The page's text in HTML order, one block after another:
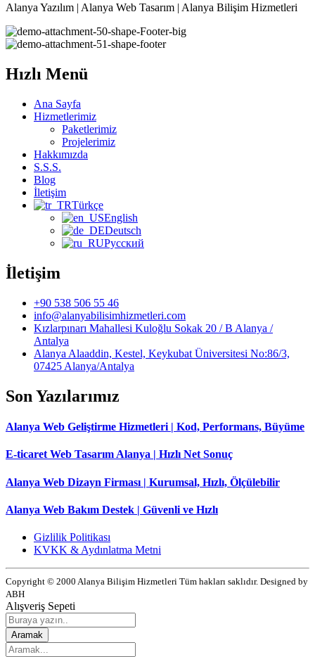
Alanya Yazılım | Alanya Web Tasarım | Alanya Bilişim Hizmetleri
Hızlı Menü
Ana Sayfa
Hizmetlerimiz
Paketlerimiz
Projelerimiz
Hakkımızda
S.S.S.
Blog
İletişim
Türkçe
English
Deutsch
Русский
İletişim
+90 538 506 55 46
info@alanyabilisimhizmetleri.com
Kızlarpınarı Mahallesi Kuloğlu Sokak 20 / B Alanya /
Antalya
Alanya Alaaddin, Kestel, Keykubat Üniversitesi No:86/3,
07425 Alanya/Antalya
Son Yazılarımız
Alanya Web Geliştirme Hizmetleri | Kod, Performans, Büyüme
E-ticaret Web Tasarım Alanya | Hızlı Net Sonuç
Alanya Web Dizayn Firması | Kurumsal, Hızlı, Ölçülebilir
Alanya Web Bakım Destek | Güvenli ve Hızlı
Gizlilik Politikası
KVKK & Aydınlatma Metni
Copyright © 2000 Alanya Bilişim Hizmetleri Tüm hakları saklıdır. Designed by
ABH
Alışveriş Sepeti